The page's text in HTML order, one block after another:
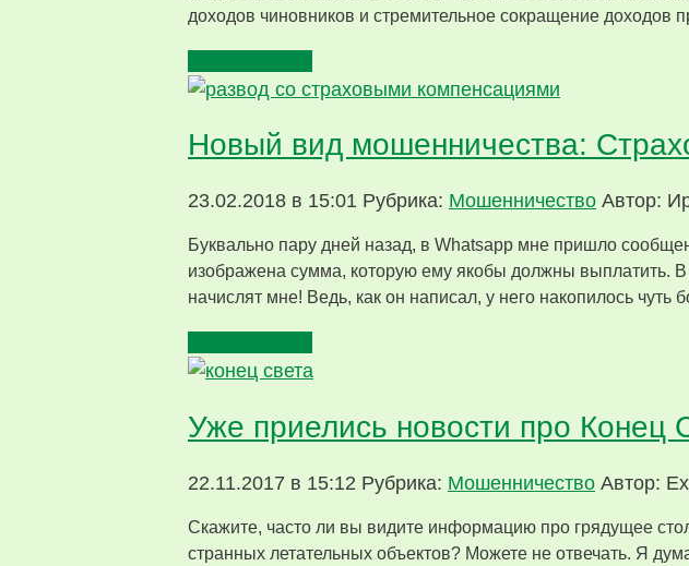
доходов чиновников и стремительное сокращение доходов
Новый вид мошенничества:
23.02.2018 в 15:01 Рубрика: Мошенничество Автор:
Буквально пару дней назад, в Whatsapp мне пришло
изображена сумма, которую ему якобы должны выплатить.
начислят мне! Ведь, как он написал, у него накопилось
Уже приелись новости про Конец
22.11.2017 в 15:12 Рубрика: Мошенничество Автор:
Скажите, часто ли вы видите информацию про грядущее
странных летательных объектов? Можете не отвечать. Я